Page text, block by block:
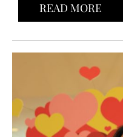
READ MORE